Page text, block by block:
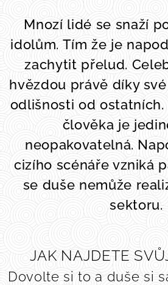
Mnozí lidé se snaží
idolům. Tím že je
zachytit přelud.
hvězdou právě díky
odlišnosti od ostatních.
člověka je
neopakovatelná.
cizího scénáře vzniká
se duše nemůže
sektoru.
JAK NAJDETE
Dovolte si to a duše si